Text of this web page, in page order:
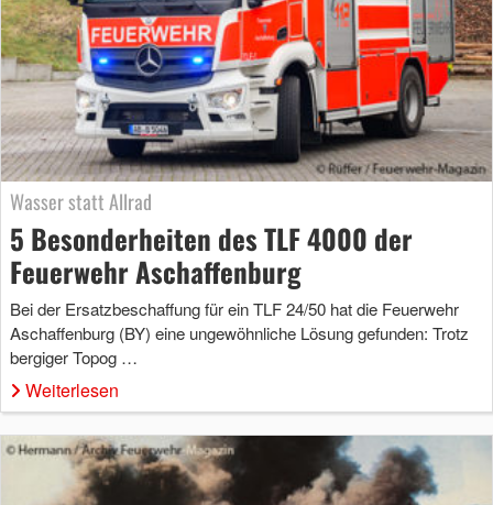
Wasser statt Allrad
5 Besonderheiten des TLF 4000 der
Feuerwehr Aschaffenburg
Bei der Ersatzbeschaffung für ein TLF 24/50 hat die Feuerwehr
Aschaffenburg (BY) eine ungewöhnliche Lösung gefunden: Trotz
bergiger Topog …
Weiterlesen